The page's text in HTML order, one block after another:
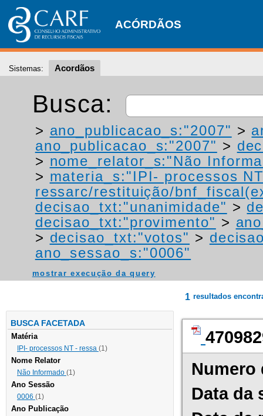
ACÓRDÃOS
Sistemas: Acordãos
Busca:
> ano_publicacao_s:"2007" >
ano_publicacao_s:"2007" >
> nome_relator_s:"Não
> materia_s:"IPI- processos
ressarc/restituição/
decisao_txt:"unanimidade" >
decisao_txt:"provimento" >
> decisao_txt:"votos" >
ano_sessao_s:"0006"
mostrar execução da query
BUSCA FACETADA
Matéria
IPI- processos NT - ressa (1)
Nome Relator
Não Informado (1)
Ano Sessão
0006 (1)
Ano Publicação
1 resultados
Numero
Data da